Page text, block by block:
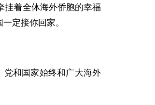
挂着全体海外侨胞的幸福
定接你回家。
党和国家始终和广大海外